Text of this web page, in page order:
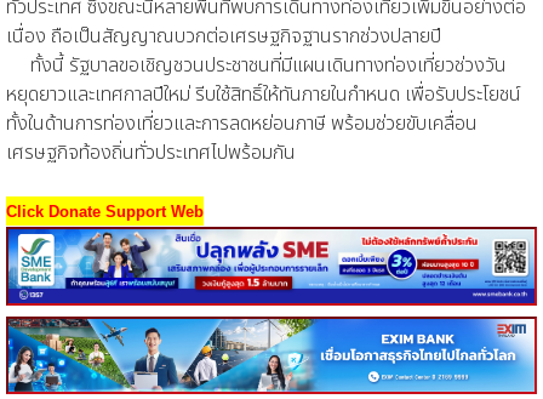
ทั่วประเทศ ซึ่งขณะนี้หลายพื้นที่พบการเดินทางท่องเที่ยวเพิ่มขึ้นอย่างต่อ
เนื่อง ถือเป็นสัญญาณบวกต่อเศรษฐกิจฐานรากช่วงปลายปี
ทั้งนี้ รัฐบาลขอเชิญชวนประชาชนที่มีแผนเดินทางท่องเที่ยวช่วงวัน
หยุดยาวและเทศกาลปีใหม่ รีบใช้สิทธิ์ให้ทันภายในกำหนด เพื่อรับประโยชน์
ทั้งในด้านการท่องเที่ยวและการลดหย่อนภาษี พร้อมช่วยขับเคลื่อน
เศรษฐกิจท้องถิ่นทั่วประเทศไปพร้อมกัน
Click Donate Support Web